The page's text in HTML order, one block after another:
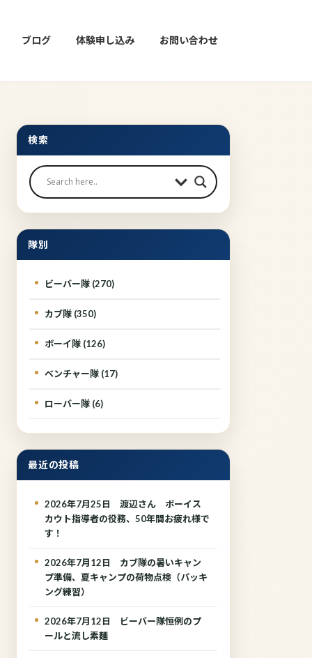
ブログ 体験申し込み お問い合わせ
検索
隊別
ビーバー隊 (270)
カブ隊 (350)
ボーイ隊 (126)
ベンチャー隊 (17)
ローバー隊 (6)
最近の投稿
2026年7月25日 渡辺さん ボーイス
カウト指導者の役務、50年間お疲れ様で
す！
2026年7月12日 カブ隊の暑いキャン
プ準備、夏キャンプの荷物点検（パッキ
ング練習）
2026年7月12日 ビーバー隊恒例のプ
ールと流し素麺